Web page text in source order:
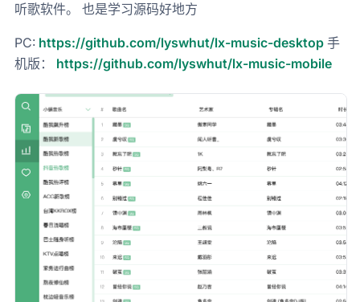
听歌软件。 也是学习源码好地方
PC: https://github.com/lyswhut/lx-music-desktop 手
机版： https://github.com/lyswhut/lx-music-mobile